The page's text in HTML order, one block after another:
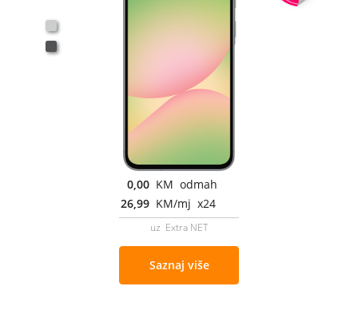
0,00 KM odmah
26,99 KM/mj x24
uz Extra NET
Saznaj više